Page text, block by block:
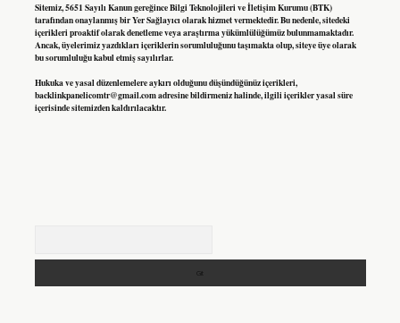
Sitemiz, 5651 Sayılı Kanun gereğince Bilgi Teknolojileri ve İletişim Kurumu (BTK)
tarafından onaylanmış bir Yer Sağlayıcı olarak hizmet vermektedir. Bu nedenle, sitedeki
içerikleri proaktif olarak denetleme veya araştırma yükümlülüğümüz bulunmamaktadır.
Ancak, üyelerimiz yazdıkları içeriklerin sorumluluğunu taşımakta olup, siteye üye olarak
bu sorumluluğu kabul etmiş sayılırlar.
Hukuka ve yasal düzenlemelere aykırı olduğunu düşündüğünüz içerikleri,
backlinkpanelicomtr@gmail.comadresine bildirmeniz halinde, ilgili içerikler yasal süre
içerisinde sitemizden kaldırılacaktır.